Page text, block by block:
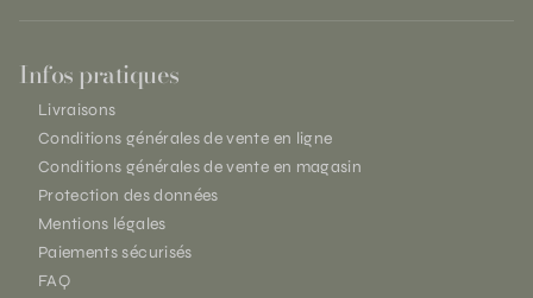
Infos pratiques
Livraisons
Conditions générales de vente en ligne
Conditions générales de vente en magasin
Protection des données
Mentions légales
Paiements sécurisés
FAQ